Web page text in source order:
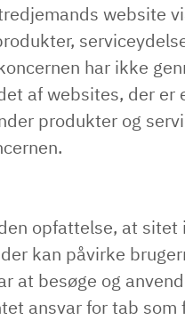
website
har ikke
af websites, der er
produkter og
opfattelse, at
kan påvirke
at besøge og
ansvar for tab som